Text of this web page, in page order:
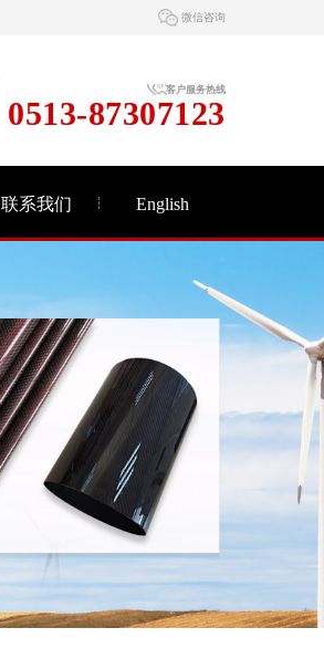
微信咨询
客户服务热线
0513-87307123
联系我们 English